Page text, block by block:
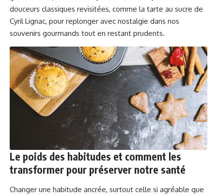
douceurs classiques revisitées, comme la tarte au sucre de
Cyril Lignac, pour replonger avec nostalgie dans nos
souvenirs gourmands tout en restant prudents.
Le poids des habitudes et comment les
transformer pour préserver notre santé
Changer une habitude ancrée, surtout celle si agréable que